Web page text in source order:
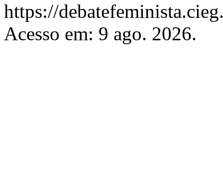
https://
Acesso em: 9 ago. 2026.